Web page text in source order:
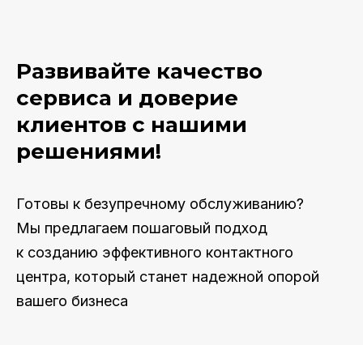
Развивайте качество
сервиса и доверие
клиентов с нашими
решениями!
Готовы к безупречному обслуживанию?
Мы предлагаем пошаговый подход
к созданию эффективного контактного
центра, который станет надежной опорой
вашего бизнеса